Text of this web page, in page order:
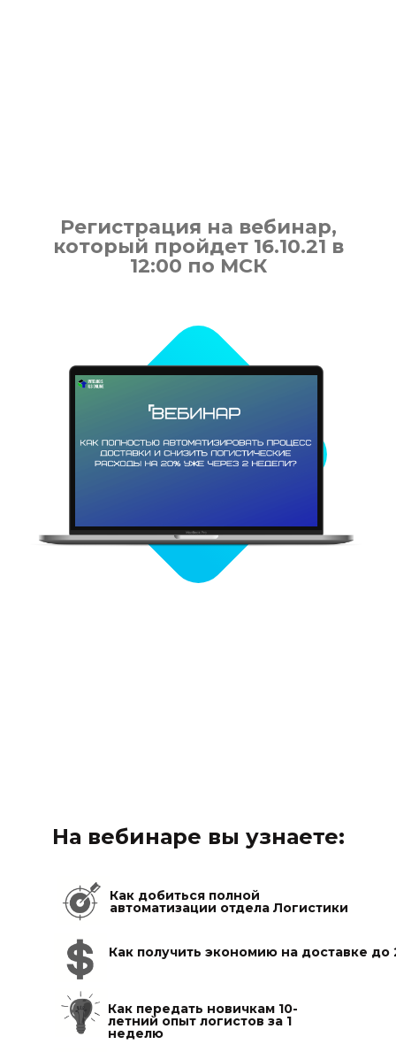
Регистрация на вебинар,
который пройдет 16.10.21 в
12:00 по МСК
На вебинаре вы узнаете:
Как добиться полной
автоматизации отдела Логистики
Как получить экономию на доставке до
Как передать новичкам 10-
летний опыт логистов за 1
неделю